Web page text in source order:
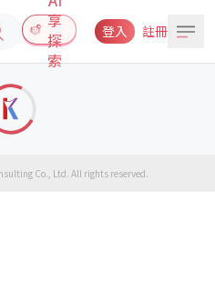
享
探
索
登入 註冊
Co., Ltd. All rights reserved.